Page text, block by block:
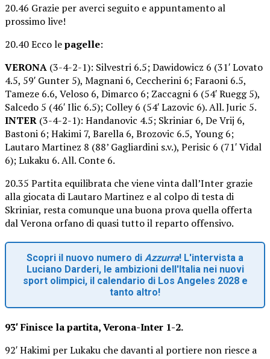
20.46 Grazie per averci seguito e appuntamento al
prossimo live!
20.40 Ecco lepagelle:
VERONA (3-4-2-1): Silvestri 6.5; Dawidowicz 6 (31′ Lovato
4.5, 59′ Gunter 5), Magnani 6, Ceccherini 6; Faraoni 6.5,
Tameze 6.6, Veloso 6, Dimarco 6; Zaccagni 6 (54′ Ruegg 5),
Salcedo 5 (46′ Ilic 6.5); Colley 6 (54′ Lazovic 6). All. Juric 5.
INTER (3-4-2-1): Handanovic 4.5; Skriniar 6, De Vrij 6,
Bastoni 6; Hakimi 7, Barella 6, Brozovic 6.5, Young 6;
Lautaro Martinez 8 (88’ Gagliardini s.v.), Perisic 6 (71′ Vidal
6); Lukaku 6. All. Conte 6.
20.35 Partita equilibrata che viene vinta dall’Inter grazie
alla giocata di Lautaro Martinez e al colpo di testa di
Skriniar, resta comunque una buona prova quella offerta
dal Verona orfano di quasi tutto il reparto offensivo.
Scopri il nuovo numero di Azzurra! L'intervista a
Luciano Darderi, le ambizioni dell'Italia nei nuovi
sport olimpici, il calendario di Los Angeles 2028 e
tanto altro!
93′ Finisce la partita, Verona-Inter 1-2.
92′ Hakimi per Lukaku che davanti al portiere non riesce a